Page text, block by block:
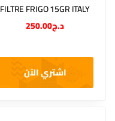
FILTRE FRIGO 15GR ITALY
د.ج250.00
اشتري الآن